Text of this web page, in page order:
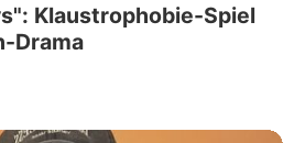
Klaustrophobie-Spiel
Drama